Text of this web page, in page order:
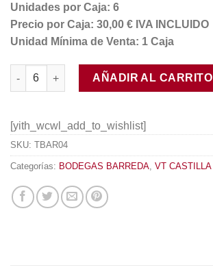
Unidades por Caja: 6
Precio por Caja: 30,00 € IVA INCLUIDO
Unidad Mínima de Venta: 1 Caja
Mono Tempranillo 2019 cantidad
AÑADIR AL CARRITO
[yith_wcwl_add_to_wishlist]
SKU: TBAR04
Categorías: BODEGAS BARREDA, VT CASTILLA